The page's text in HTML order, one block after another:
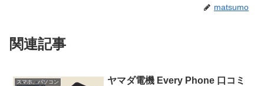
matsumo
関連記事
スマホ、パソコン
ヤマダ電機 Every Phone 口コミ